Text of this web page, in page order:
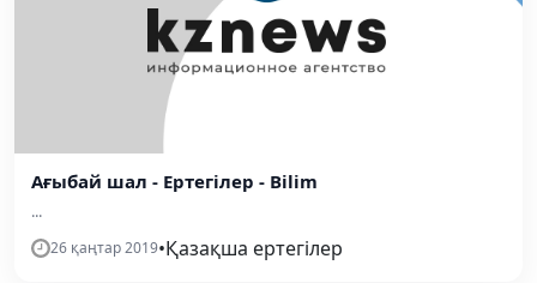
Ағыбай шал - Ертегілер - Bilim
...
26 қаңтар 2019•Қазақша ертегілер